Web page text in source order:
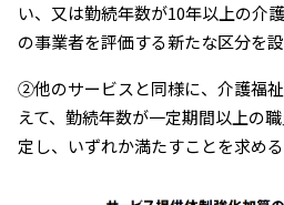
い、又は勤続年数が10年以上の介
の事業者を評価する新たな区分を設
②他のサービスと同様に、介護福
えて、勤続年数が一定期間以上の
定し、いずれか満たすことを求める